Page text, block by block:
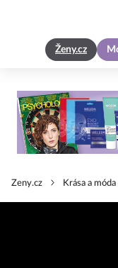
Ženy.cz
Zeny.cz Krása a móda